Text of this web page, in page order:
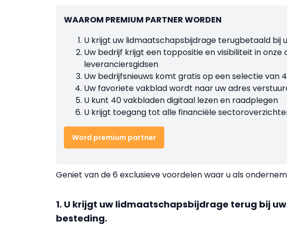
WAAROM PREMIUM PARTNER WORDEN
U krijgt uw lidmaatschapsbijdrage terugbetaald bij
Uw bedrijf krijgt een toppositie en visibiliteit in
leveranciersgidsen
Uw bedrijfsnieuws komt gratis op een selectie van
Uw favoriete vakblad wordt naar uw adres
U kunt 40 vakbladen digitaal lezen en raadplegen
U krijgt toegang tot alle financiële
Word premium partner
Geniet van de 6 exclusieve voordelen waar u als
1. U krijgt uw lidmaatschapsbijdrage terug bij
besteding.